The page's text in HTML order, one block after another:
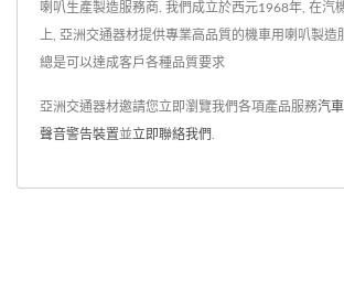
喇叭生產製造服務商. 我們成立於西元1968年, 在汽
上, 亞洲交通器材提供專業高品質的機車用喇叭製造
總是可以達成客戶各種品質要求
亞洲交通器材邀請您立即瀏覽我們各項產品服務汽
聲音警告裝置並立即聯絡我們